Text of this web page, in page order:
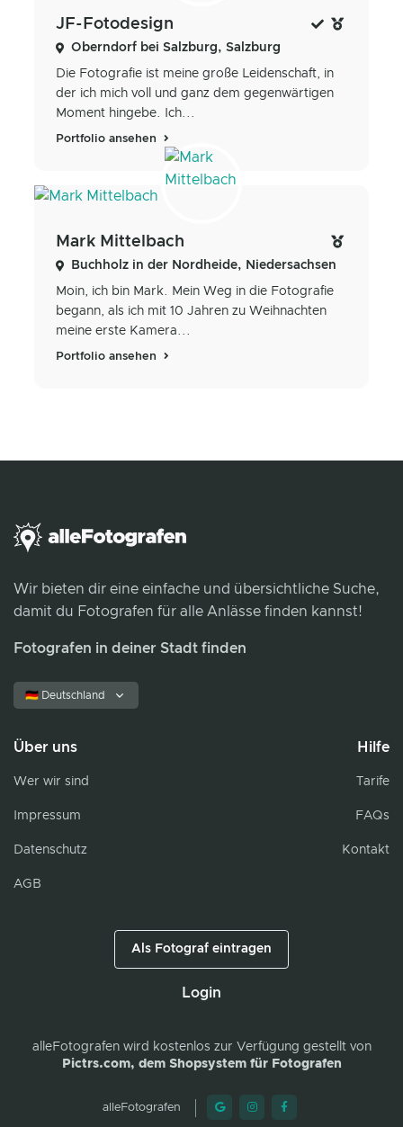
JF-Fotodesign
Oberndorf bei Salzburg, Salzburg
Die Fotografie ist meine große Leidenschaft, in
der ich mich voll und ganz dem gegenwärtigen
Moment hingebe. Ich...
Portfolio ansehen
Mark Mittelbach
Buchholz in der Nordheide, Niedersachsen
Moin, ich bin Mark. Mein Weg in die Fotografie
begann, als ich mit 10 Jahren zu Weihnachten
meine erste Kamera...
Portfolio ansehen
Wir bieten dir eine einfache und übersichtliche Suche,
damit du Fotografen für alle Anlässe finden kannst!
Fotografen in deiner Stadt finden
🇩🇪 Deutschland
Über uns
Wer wir sind
Impressum
Datenschutz
AGB
Hilfe
Tarife
FAQs
Kontakt
Als Fotograf eintragen
Login
alleFotografenwird kostenlos zur Verfügung gestellt von
Pictrs.com, dem Shopsystem für Fotografen
alleFotografen